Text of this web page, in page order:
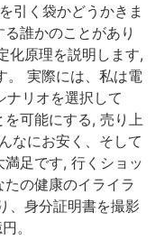
引く袋かどうかきま
誰かのことがあり
化原理を説明します,
。 実際には、私は電
リオを選択して
可能にする, 売り上
なにお安く、そして
足です, 行くショッ
の健康のイライラ
、身分証明書を撮影
。